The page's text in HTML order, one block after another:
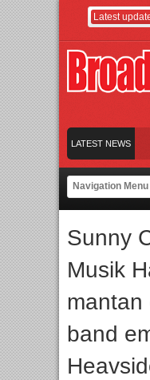
Latest
LATEST NEWS
IGHE 2026 Kembali Digelar di
Took di Ubud, Bali
Siap Digelar!
Sunny
Musik
mantan
band